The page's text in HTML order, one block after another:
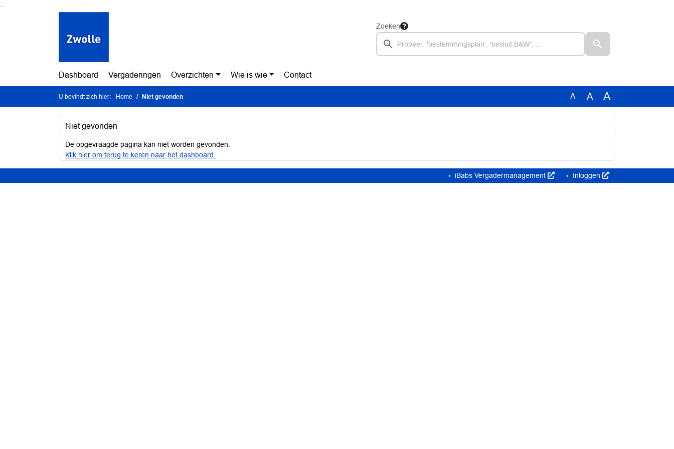
Ga naar de inhoud van deze pagina
Ga naar het zoeken
Ga naar het menu
Zoeken
Dashboard Vergaderingen Overzichten Wie is wie Contact
U bevindt zich hier: Home Niet gevonden A A A
Niet gevonden
De opgevraagde pagina kan niet worden gevonden.
Klik hier om terug te keren naar het dashboard.
iBabs Vergadermanagement Inloggen